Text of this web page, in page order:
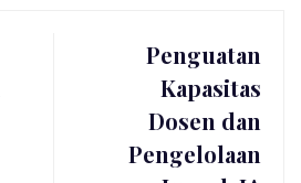
Penguatan
Kapasitas
Dosen dan
Pengelolaan